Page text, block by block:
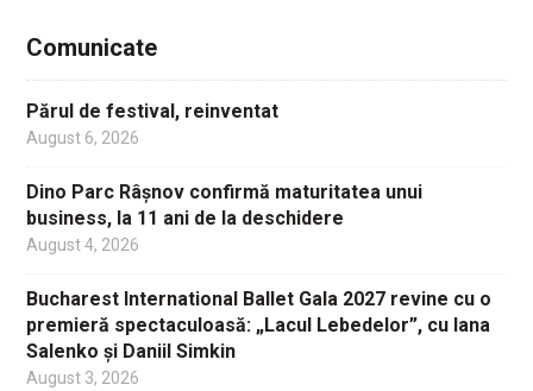
Comunicate
Părul de festival, reinventat
August 6, 2026
Dino Parc Râșnov confirmă maturitatea unui
business, la 11 ani de la deschidere
August 4, 2026
Bucharest International Ballet Gala 2027 revine cu o
premieră spectaculoasă: „Lacul Lebedelor”, cu Iana
Salenko și Daniil Simkin
August 3, 2026